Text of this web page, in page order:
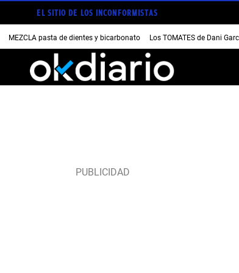
EL SITIO DE LOS INCONFORMISTAS
MEZCLA pasta de dientes y bicarbonato Los TOMATES de Dani